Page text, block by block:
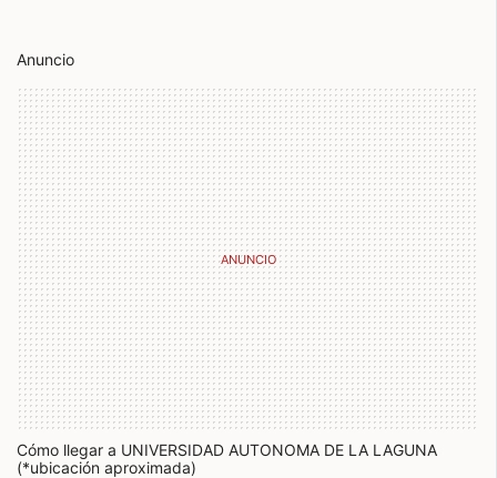
Anuncio
Cómo llegar a UNIVERSIDAD AUTONOMA DE LA LAGUNA
(*ubicación aproximada)